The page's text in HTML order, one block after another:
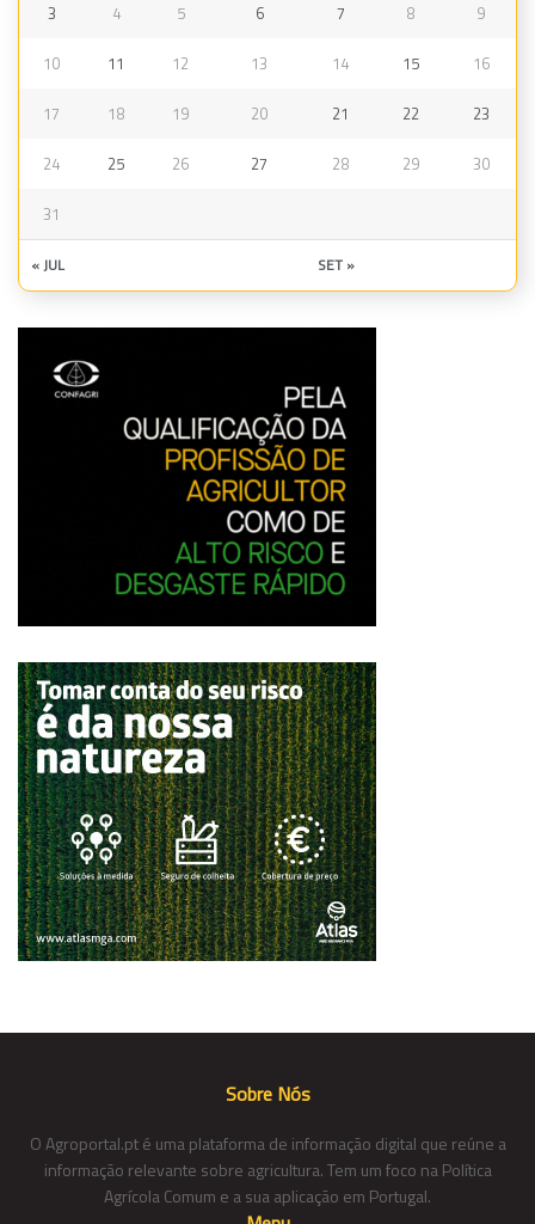
3 4 5 6 7 8 9
10 11 12 13 14 15 16
17 18 19 20 21 22 23
24 25 26 27 28 29 30
31
« JUL SET »
Sobre Nós
O Agroportal.pt é uma plataforma de informação digital que reúne a
informação relevante sobre agricultura. Tem um foco na Política
Agrícola Comum e a sua aplicação em Portugal.